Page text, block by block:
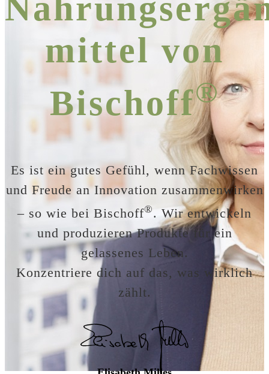
mittel von
Bischoff®
Es ist ein gutes Gefühl, wenn Fachwissen
und Freude an Innovation zusammenwirken
– so wie bei Bischoff®. Wir entwickeln
und produzieren Produkte für ein
gelassenes Leben.
Konzentriere dich auf das, was wirklich
zählt.